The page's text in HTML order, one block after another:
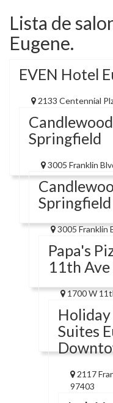
Lista de
Eugene.
EVEN Hotel
2133 Centennial
Springfield
3005 Franklin
Springfield
3005 Franklin
Papa's
11th Ave
1700 W
Holiday
Suites
2117
97403